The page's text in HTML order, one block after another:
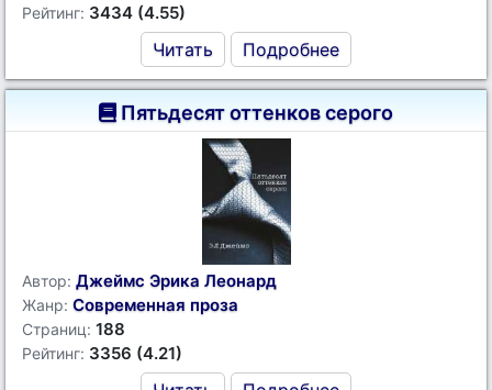
Рейтинг: 3434 (4.55)
Читать Подробнее
Пятьдесят оттенков серого
Автор: Джеймс Эрика Леонард
Жанр: Современная проза
Страниц: 188
Рейтинг: 3356 (4.21)